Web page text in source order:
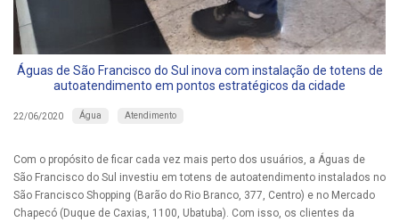
Águas de São Francisco do Sul inova com instalação de totens de
autoatendimento em pontos estratégicos da cidade
22/06/2020 Água Atendimento
Com o propósito de ficar cada vez mais perto dos usuários, a Águas de
São Francisco do Sul investiu em totens de autoatendimento instalados no
São Francisco Shopping (Barão do Rio Branco, 377, Centro) e no Mercado
Chapecó (Duque de Caxias, 1100, Ubatuba). Com isso, os clientes da